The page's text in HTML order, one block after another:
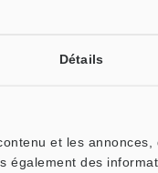
Détails
et les
également des